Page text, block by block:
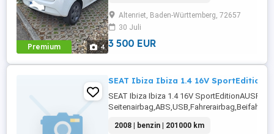
Premium 4
zufrieden, möchte aber nicht zwei Autos
weiterhin finanzieren. Er hatte regelmäßig
Service, habe alle Reparaturen des
Autohauses der letzten ...
Altenriet, Baden-Württemberg, 72657
30 Juli
3 500 EUR
SEAT Ibiza Ibiza 1.4 16V SportEdition
SEAT Ibiza Ibiza 1.4 16V
2008 | benzin | 201000 km